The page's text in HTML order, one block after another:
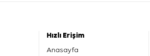
Hızlı Erişim
Anasayfa